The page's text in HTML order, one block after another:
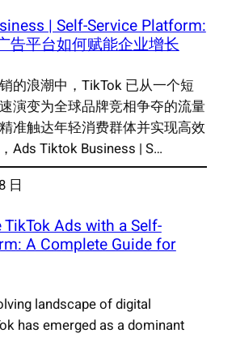
| Self-Service Platform:
告平台如何赋能企业增长
的浪潮中，TikTok 已从一个短
演变为全球品牌竞相争夺的流量
准触达年轻消费群体并实现高效
Ads Tiktok Business | S…
日
Ads with a Self-
A Complete Guide for
landscape of digital
has emerged as a dominant